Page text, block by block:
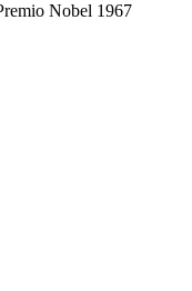
Nobel 1967